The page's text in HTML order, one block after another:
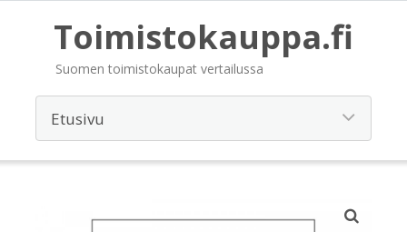
Toimistokauppa.fi
Suomen toimistokaupat vertailussa